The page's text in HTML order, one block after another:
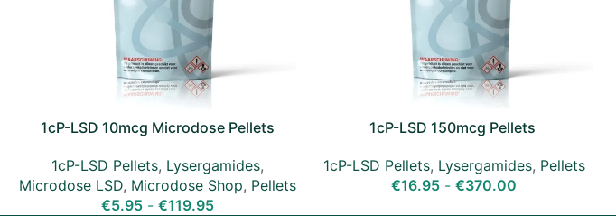
1cP-LSD 10mcg Microdose Pellets
1cP-LSD Pellets, Lysergamides,
Microdose LSD, Microdose Shop, Pellets
€5.95 - €119.95
1cP-LSD 150mcg Pellets
1cP-LSD Pellets, Lysergamides, Pellets
€16.95 - €370.00